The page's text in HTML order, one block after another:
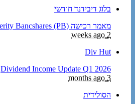
בלוג דיבידנד חודשי
מאמר רכישה Prosperity Bancshares (PB)
2 weeks ago
Div Hut
Dividend Income Update Q1 2026
3 months ago
הסולידית